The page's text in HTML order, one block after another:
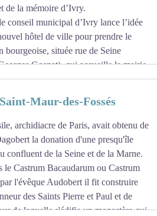
routières de France se
de la nef, suite à des travaux.
de la mémoire d’Ivry.
conseil municipal d’Ivry lance l’idée
hôtel de ville pour prendre le
bourgeoise, située rue de Seine
Gosnat), qui accueille la mairie
l’architecte parisien Adrien Chancel
de ville. Son projet, de style Henri
avril 1896. Présidée par Eugène
vives de la ville : le conseil
les sociétés musicales, sportives et
la décoration intérieure de l’hôtel de
Maur-des-Fossés
archidiacre de Paris, avait obtenu de
la donation d'une presqu'île
confluent de la Seine et de la Marne.
le Castrum Bacaudarum ou Castrum
l'évêque Audobert il fit construire
des Saints Pierre et Paul et de
de laquelle s'édifia un monastère qui